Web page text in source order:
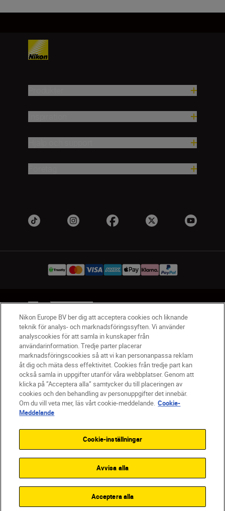
SV Nikon Sites
Kontakta oss
Policydokument om personuppgiftsbehandling
Användningsvillkor
Användarvillkor för Nikon Store
Cookie-meddelande
Tillgänglighet
Cookieinställningar
© 2026 Nikon
SKIP
Nikon Europe BV ber dig att acceptera cookies och liknande
teknik för analys- och marknadsföringssyften. Vi använder
analyscookies för att samla in kunskaper från
användarinformation. Tredje parter placerar
marknadsföringscookies så att vi kan personanpassa reklam
åt dig och mäta dess effektivitet. Cookies från tredje part kan
också samla in uppgifter utanför våra webbplatser. Genom att
klicka på ”Acceptera alla” samtycker du till placeringen av
cookies och den behandling av personuppgifter det innebär.
Om du vill veta mer, läs vårt cookie-meddelande. Cookie-
Meddelande
Cookie-inställningar
Avvisa alla
Acceptera alla